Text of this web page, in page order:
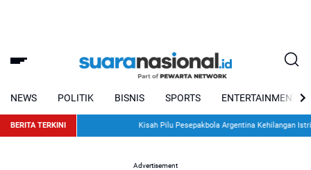
NEWS POLITIK BISNIS SPORTS ENTERTAINMENT
BERITA TERKINI Kisah Pilu Pesepakbola Argentina Kehilangan Istri
Advertisement